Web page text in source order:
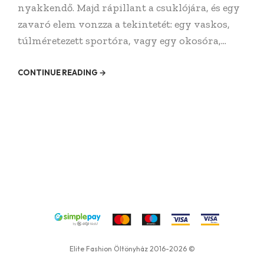
nyakkendő. Majd rápillant a csuklójára, és egy
zavaró elem vonzza a tekintetét: egy vaskos,
túlméretezett sportóra, vagy egy okosóra,...
CONTINUE READING →
Elite Fashion Öltönyház 2016-2026 ©